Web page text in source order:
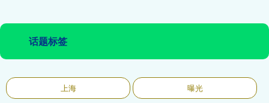
话题标签
上海 曝光